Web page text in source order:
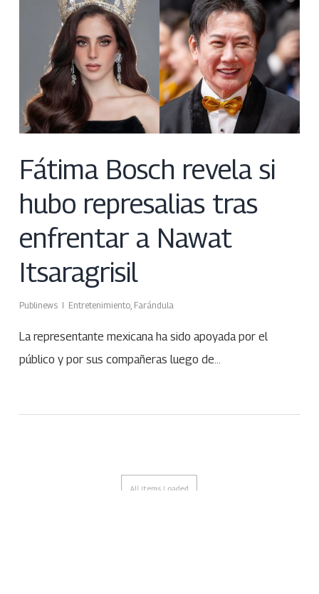
Fátima Bosch revela si
hubo represalias tras
enfrentar a Nawat
Itsaragrisil
Publinews Entretenimiento, Farándula
La representante mexicana ha sido apoyada por el
público y por sus compañeras luego de…